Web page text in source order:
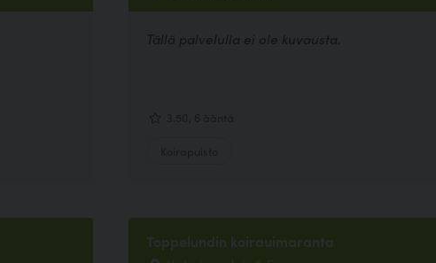
Tällä palvelulla ei ole kuvausta.
Toppelundin koirauimaranta